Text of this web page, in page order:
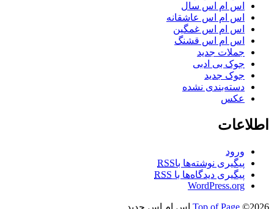
اس ام اس سال
اس ام اس عاشقانه
اس ام اس غمگین
اس ام اس قشنگ
جملات جدید
جوک بی ادبی
جوک جدید
دسته‌بندی نشده
عکس
اطلاعات
ورود
پیگیری نوشته‌ها باRSS
پیگیری دیدگاه‌ها با RSS
WordPress.org
Top of Page ©2026 اس ام اس جدید